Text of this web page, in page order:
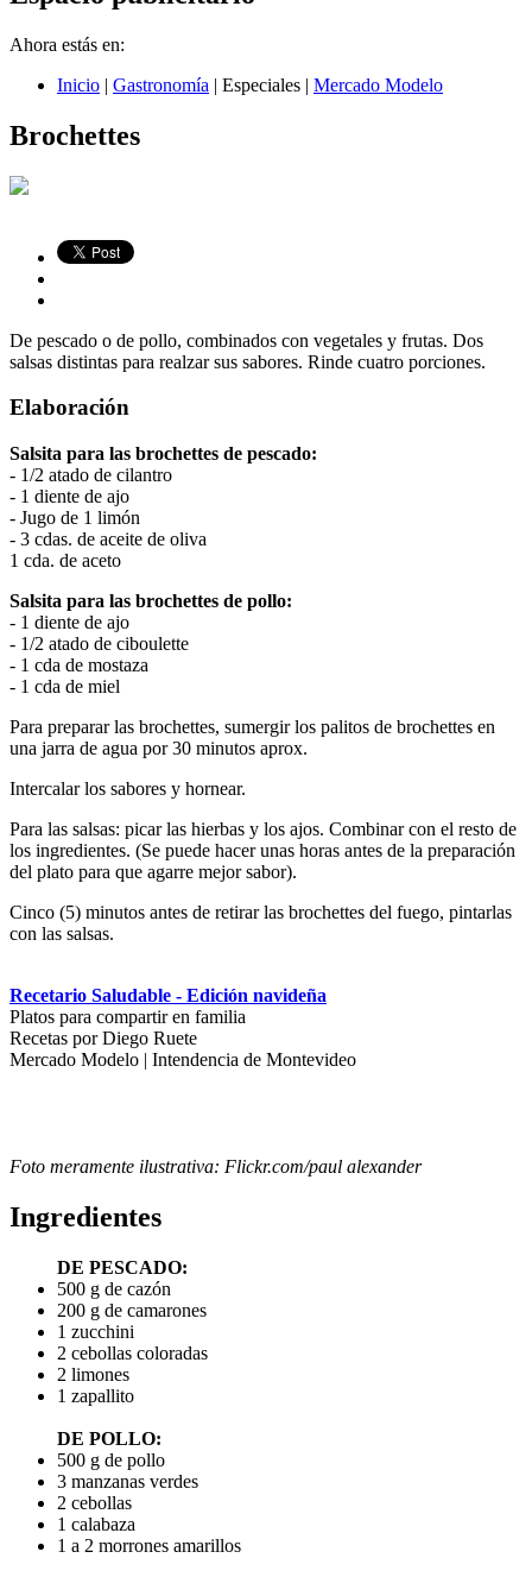
Ahora estás en:
Inicio | Gastronomía | Especiales | Mercado Modelo
Brochettes
De pescado o de pollo, combinados con vegetales y frutas. Dos
salsas distintas para realzar sus sabores. Rinde cuatro porciones.
Elaboración
Salsita para las brochettes de pescado:
- 1/2 atado de cilantro
- 1 diente de ajo
- Jugo de 1 limón
- 3 cdas. de aceite de oliva
1 cda. de aceto
Salsita para las brochettes de pollo:
- 1 diente de ajo
- 1/2 atado de ciboulette
- 1 cda de mostaza
- 1 cda de miel
Para preparar las brochettes, sumergir los palitos de brochettes en
una jarra de agua por 30 minutos aprox.
Intercalar los sabores y hornear.
Para las salsas: picar las hierbas y los ajos. Combinar con el resto de
los ingredientes. (Se puede hacer unas horas antes de la preparación
del plato para que agarre mejor sabor).
Cinco (5) minutos antes de retirar las brochettes del fuego, pintarlas
con las salsas.
Recetario Saludable - Edición navideña
Platos para compartir en familia
Recetas por Diego Ruete
Mercado Modelo | Intendencia de Montevideo
Foto meramente ilustrativa: Flickr.com/paul alexander
Ingredientes
DE PESCADO:
500 g de cazón
200 g de camarones
1 zucchini
2 cebollas coloradas
2 limones
1 zapallito
DE POLLO:
500 g de pollo
3 manzanas verdes
2 cebollas
1 calabaza
1 a 2 morrones amarillos